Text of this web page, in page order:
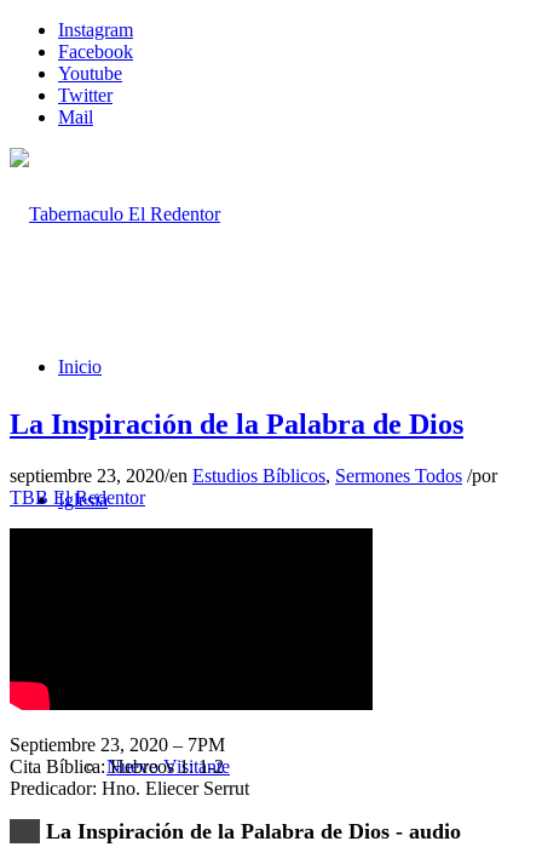
Instagram
Facebook
Youtube
Twitter
Mail
Inicio
Iglesia
Nuevo Visitante
La Inspiración de la Palabra de Dios
septiembre 23, 2020/en Estudios Bíblicos, Sermones Todos /por
TBB El Redentor
Septiembre 23, 2020 – 7PM
Cita Bíblica: Hebreos 1: 1-2
Predicador: Hno. Eliecer Serrut
La Inspiración de la Palabra de Dios - audio